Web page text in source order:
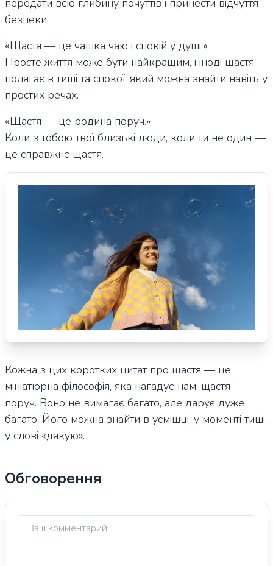
передати всю глибину почуттів і принести відчуття
безпеки.
«Щастя — це чашка чаю і спокій у душі.»
Просте життя може бути найкращим, і іноді щастя
полягає в тиші та спокої, який можна знайти навіть у
простих речах.
«Щастя — це родина поруч.»
Коли з тобою твої близькі люди, коли ти не один —
це справжнє щастя.
Кожна з цих коротких цитат про щастя — це
мініатюрна філософія, яка нагадує нам: щастя —
поруч. Воно не вимагає багато, але дарує дуже
багато. Його можна знайти в усмішці, у моменті тиші,
у слові «дякую».
Обговорення